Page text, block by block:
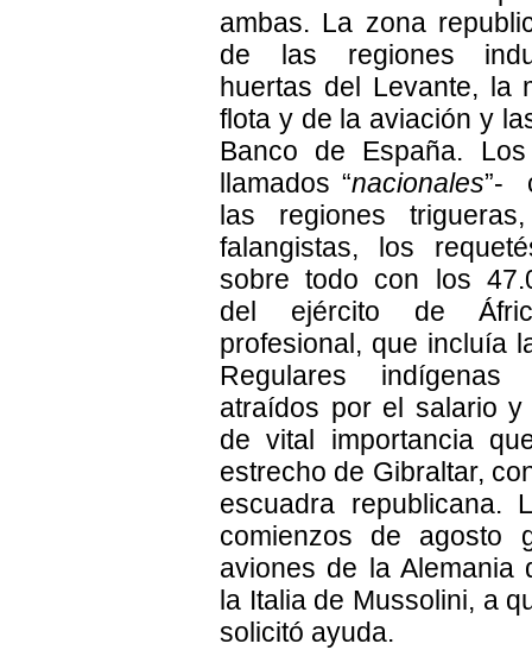
ambas. La zona
de las regiones
huertas del Levante, la
flota y de la aviación y
Banco de España.
llamados “nacionales”-
las regiones
falangistas, los
sobre todo con los
del ejército de
profesional, que incluía
Regulares indígenas
atraídos por el salario
de vital importancia
estrecho de Gibraltar,
escuadra republicana.
comienzos de agosto
aviones de la Alemania
la Italia de Mussolini, a
solicitó ayuda.